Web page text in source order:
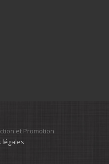
et Promotion
légales